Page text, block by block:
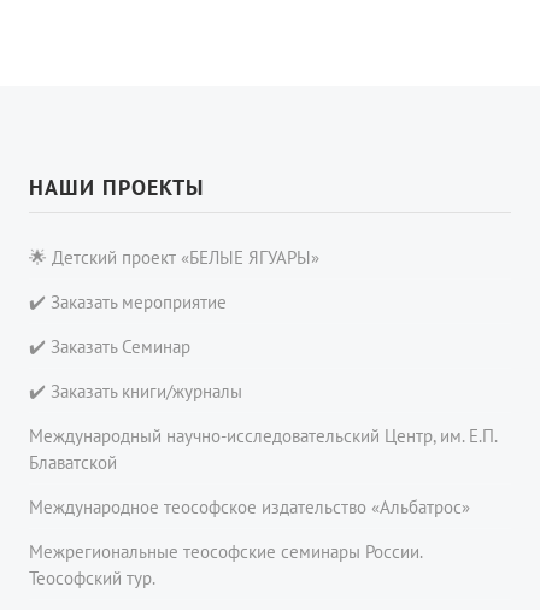
НАШИ ПРОЕКТЫ
🌟 Детский проект «БЕЛЫЕ ЯГУАРЫ»
✔️ Заказать мероприятие
✔️ Заказать Семинар
✔️ Заказать книги/журналы
Международный научно-исследовательский Центр, им. Е.П.
Блаватской
Международное теософское издательство «Альбатрос»
Межрегиональные теософские семинары России.
Теософский тур.